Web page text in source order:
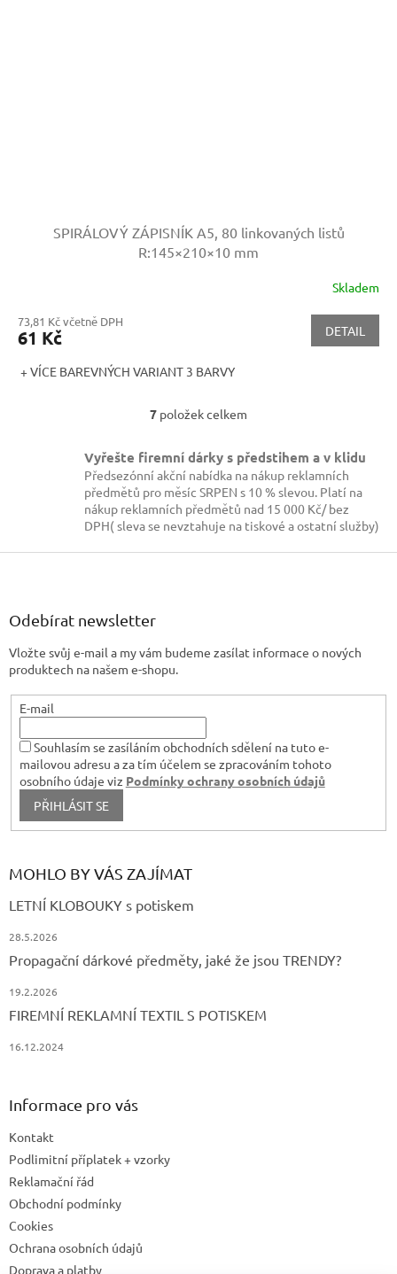
SPIRÁLOVÝ ZÁPISNÍK A5, 80 linkovaných listů
R:145×210×10 mm
Skladem
73,81 Kč včetně DPH
61 Kč DETAIL
+ VÍCE BAREVNÝCH VARIANT 3 BARVY
O
l
á
d
a
c
p
ý
i
7 položek celkem
Vyřešte firemní dárky s předstihem a v klidu
Předsezónní akční nabídka na nákup reklamních
předmětů pro měsíc SRPEN s 10 % slevou. Platí na
nákup reklamních předmětů nad 15 000 Kč/ bez
DPH( sleva se nevztahuje na tiskové a ostatní služby)
Z
Odebírat newsletter
Vložte svůj e-mail a my vám budeme zasílat informace o nových
produktech na našem e-shopu.
E-mail
Souhlasím se zasíláním obchodních sdělení na tuto e-
mailovou adresu a za tím účelem se zpracováním tohoto
osobního údaje viz Podmínky ochrany osobních údajů
PŘIHLÁSIT SE
MOHLO BY VÁS ZAJÍMAT
LETNÍ KLOBOUKY s potiskem
28.5.2026
Propagační dárkové předměty, jaké že jsou TRENDY?
19.2.2026
FIREMNÍ REKLAMNÍ TEXTIL S POTISKEM
16.12.2024
Informace pro vás
Kontakt
Podlimitní příplatek + vzorky
Reklamační řád
Obchodní podmínky
Cookies
Ochrana osobních údajů
Doprava a platby